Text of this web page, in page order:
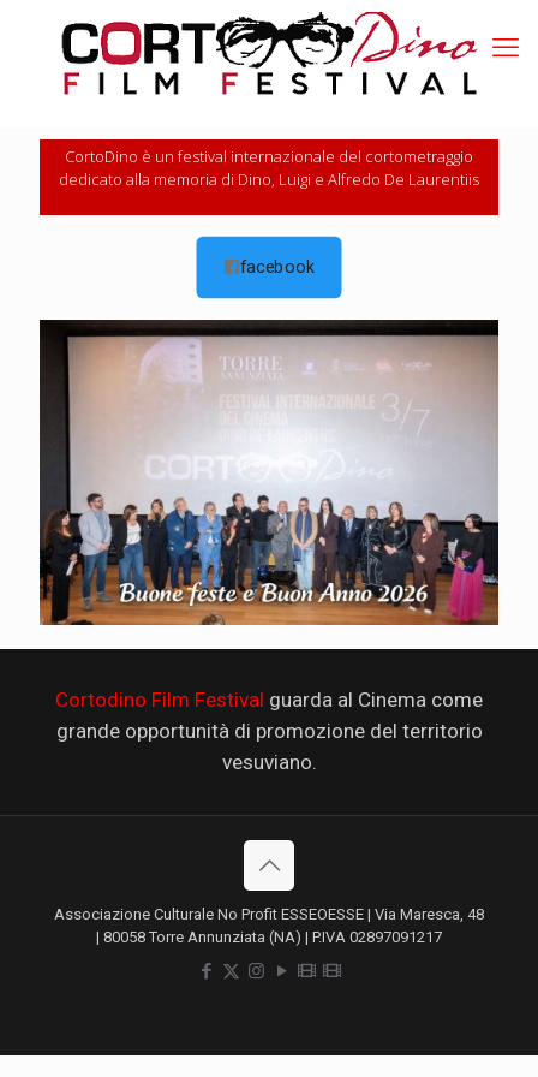
CortoDino è un festival internazionale del cortometraggio
dedicato alla memoria di Dino, Luigi e Alfredo De Laurentiis
facebook
Cortodino Film Festival guarda al Cinema come
grande opportunità di promozione del territorio
vesuviano.
Associazione Culturale No Profit ESSEOESSE | Via Maresca, 48
| 80058 Torre Annunziata (NA) | P.IVA 02897091217